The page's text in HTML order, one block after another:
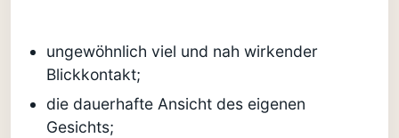
ungewöhnlich viel und nah wirkender
Blickkontakt;
die dauerhafte Ansicht des eigenen
Gesichts;